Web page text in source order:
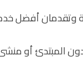
المبتدئ أو